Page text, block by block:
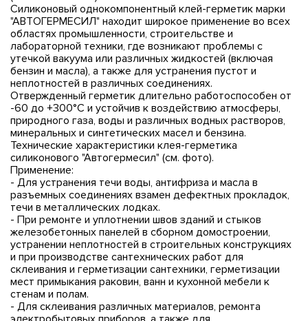
Силиконовый однокомпонентный клей-герметик марки
"АВТОГЕРМЕСИЛ" находит широкое применение во всех
областях промышленности, строительстве и
лабораторной техники, где возникают проблемы с
утечкой вакуума или различных жидкостей (включая
бензин и масла), а также для устранения пустот и
неплотностей в различных соединениях.
Отвержденный герметик длительно работоспособен от
-60 до +300°С и устойчив к воздействию атмосферы,
природного газа, воды и различных водных растворов,
минеральных и синтетических масел и бензина.
Технические характеристики клея-герметика
силиконового "Автогермесил" (см. фото).
Применение:
- Для устранения течи воды, антифриза и масла в
разъемных соединениях взамен дефектных прокладок,
течи в металлических лодках.
- При ремонте и уплотнении швов зданий и стыков
железобетонных панелей в сборном домостроении,
устранении неплотностей в строительных конструкциях
и при производстве сантехнических работ для
склеивания и герметизации сантехники, герметизации
мест примыкания раковин, ванн и кухонной мебели к
стенам и полам.
- Для склеивания различных материалов, ремонта